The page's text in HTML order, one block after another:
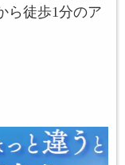
ら徒歩1分のア